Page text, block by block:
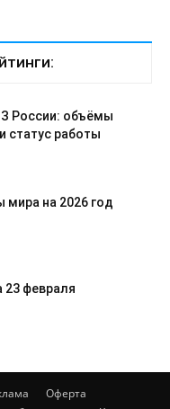
России: объёмы
статус работы
на 2026 год
23 февраля
Оферта